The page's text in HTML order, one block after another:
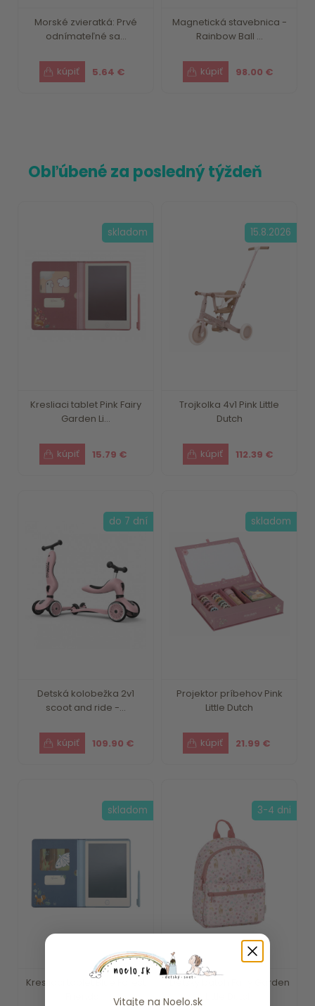
Morské zvieratká: Prvé
odnímateľné sa...
5.64 €
Magnetická stavebnica -
Rainbow Ball ...
98.00 €
Obľúbené za posledný týždeň
Kresliaci tablet Pink Fairy
Garden Li...
15.79 €
skladom
Trojkolka 4v1 Pink Little
Dutch
112.39 €
15.8.2026
Detská kolobežka 2v1
scoot and ride -...
109.90 €
do 7 dní
Projektor príbehov Pink
Little Dutch
21.99 €
skladom
Kresliaci tablet Blue Forest
skladom
Detský batoh Fairy Garden
3-4 dni
Vitajte na Noelo.sk